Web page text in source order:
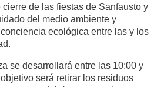
de las fiestas de Sanfausto y
del medio ambiente y
ecológica entre las y los
se desarrollará entre las 10:00 y
será retirar los residuos